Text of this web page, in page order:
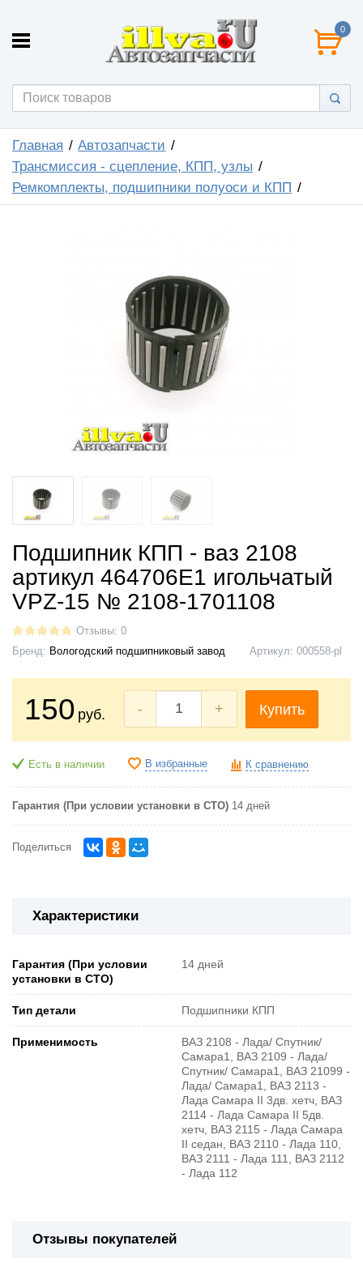
0
Главная
Автозапчасти
Трансмиссия - сцепление, КПП, узлы
Ремкомплекты, подшипники полуоси и КПП
Подшипник КПП - ваз 2108
артикул 464706Е1 игольчатый
VPZ-15 № 2108-1701108
Отзывы: 0
Бренд: Вологодский подшипниковый завод Артикул: 000558-pl
150 руб. - + Купить
Есть в наличии В избранные К сравнению
Гарантия (При условии установки в СТО) 14 дней
Поделиться
Характеристики
Гарантия (При условии
установки в СТО)
14 дней
Тип детали Подшипники КПП
Применимость
ВАЗ 2108 - Лада/ Спутник/
Самара1, ВАЗ 2109 - Лада/
Спутник/ Самара1, ВАЗ 21099 -
Лада/ Самара1, ВАЗ 2113 -
Лада Самара II 3дв. хетч, ВАЗ
2114 - Лада Самара II 5дв.
хетч, ВАЗ 2115 - Лада Самара
II седан, ВАЗ 2110 - Лада 110,
ВАЗ 2111 - Лада 111, ВАЗ 2112
- Лада 112
Отзывы покупателей